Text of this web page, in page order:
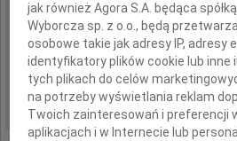
IMIĘ I NAZWISKO: Józef
REGION: Szczecin
DATA EMISJI: 27.01.2011
jak również Agora S.A. będąca
Wyborcza sp. z o.o., będą
osobowe takie jak adresy IP, adresy
identyfikatory plików cookie lub inne
tych plikach do celów
na potrzeby wyświetlania reklam
Twoich zainteresowań i preferencji
aplikacjach i w Internecie lub